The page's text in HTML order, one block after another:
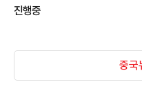
진행중
중국